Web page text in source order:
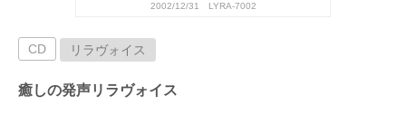
2002/12/31 LYRA-7002
CD リラヴォイス
癒しの発声リラヴォイス